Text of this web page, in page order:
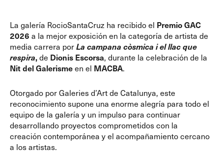
La galería RocioSantaCruz ha recibido el Premio GAC
2026 a la mejor exposición en la categoría de artista de
media carrera porLa campana còsmica i el llac que
respira,de Dionis Escorsa, durante la celebración de la
Nit del Galerismeen el MACBA.
Otorgado porGaleries d’Art de Catalunya, este
reconocimiento supone una enorme alegría para todo el
equipo de la galería y un impulso para continuar
desarrollando proyectos comprometidos con la
creación contemporánea y el acompañamiento cercano
a los artistas.